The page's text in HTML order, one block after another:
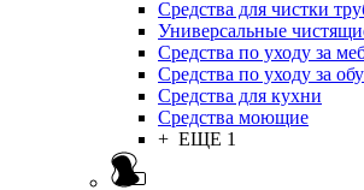
Средства для чистки
Универсальные
Средства по уходу за
Средства по уходу за
Средства для кухни
Средства моющие
+ ЕЩЕ 1